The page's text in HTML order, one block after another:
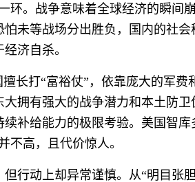
环。战争意味着全球经济的瞬间
未等战场分出胜负，国内的社
济自杀。
长打“富裕仗”，依靠庞大的军
拥有强大的战争潜力和本土防卫
补给能力的极限考验。美国智
不高，且代价惊人。
行动上却异常谨慎。从“明目张